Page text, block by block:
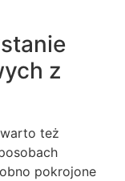
z
też
pokrojone